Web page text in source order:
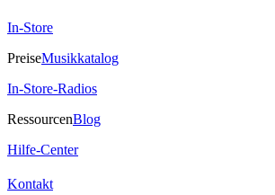
In-Store
PreiseMusikkatalog
In-Store-Radios
RessourcenBlog
Hilfe-Center
Kontakt